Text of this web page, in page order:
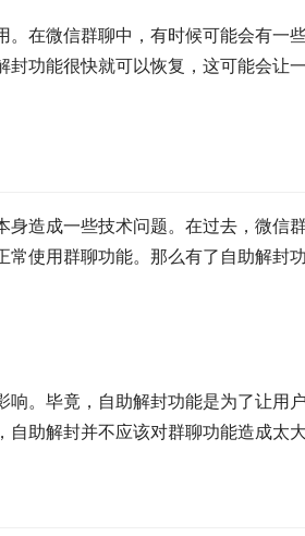
在微信群聊中，有时候可能会有一
功能很快就可以恢复，这可能会让
造成一些技术问题。在过去，微信
使用群聊功能。那么有了自助解封
。毕竟，自助解封功能是为了让用
助解封并不应该对群聊功能造成太大